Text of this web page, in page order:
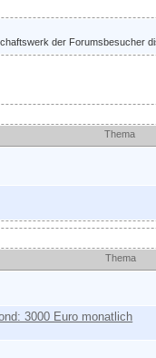
der Forumsbesucher
Thema
Thema
3000 Euro monatlich